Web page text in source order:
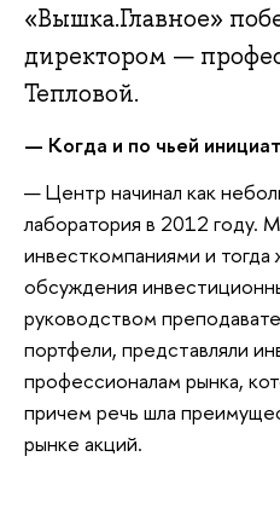
«Вышка.Главное»
директором —
Тепловой.
— Когда и по чьей
— Центр начинал как
лаборатория в 2012 году.
инвесткомпаниями и тогда
обсуждения
руководством
портфели, представляли
профессионалам рынка,
причем речь шла
рынке акций.